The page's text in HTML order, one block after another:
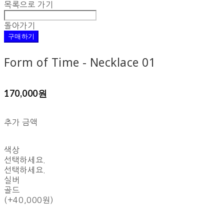
목록으로 가기
돌아가기
구매하기
Form of Time - Necklace 01
170,000원
추가 금액
색상
선택하세요.
선택하세요.
실버
골드
(+40,000원)